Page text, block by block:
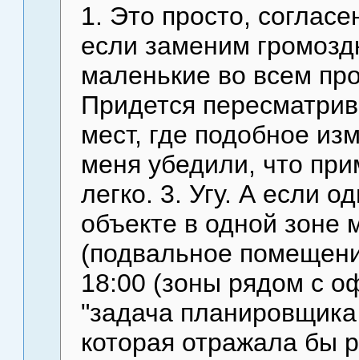
1. Это просто,
если заменим
маленькие во всем
Придется
мест, где подобное
меня убедили, что
легко. 3. Угу. А если
объекте в одной
(подвальное
18:00 (зоны рядом с
"задача
которая отражала бы